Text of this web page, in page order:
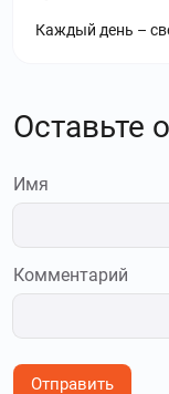
Каждый день –
Оставьте
Имя
Комментарий
Отправить